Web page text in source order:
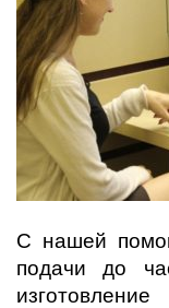
С нашей
подачи до